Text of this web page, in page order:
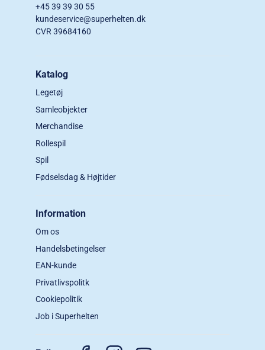
+45 39 39 30 55
kundeservice@superhelten.dk
CVR 39684160
Katalog
Legetøj
Samleobjekter
Merchandise
Rollespil
Spil
Fødselsdag & Højtider
Information
Om os
Handelsbetingelser
EAN-kunde
Privatlivspolitk
Cookiepolitik
Job i Superhelten